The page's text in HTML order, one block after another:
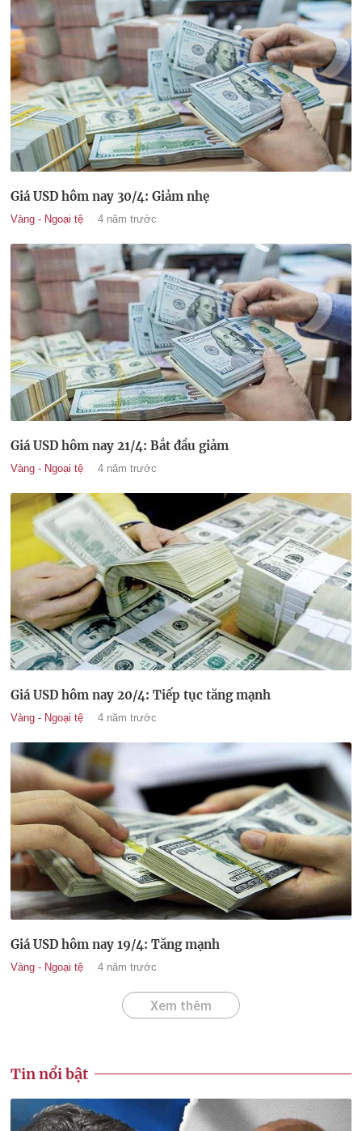
Giá USD hôm nay 30/4: Giảm nhẹ
Vàng - Ngoại tệ 4 năm trước
Giá USD hôm nay 21/4: Bắt đầu giảm
Vàng - Ngoại tệ 4 năm trước
Giá USD hôm nay 20/4: Tiếp tục tăng mạnh
Vàng - Ngoại tệ 4 năm trước
Giá USD hôm nay 19/4: Tăng mạnh
Vàng - Ngoại tệ 4 năm trước
Xem thêm
Tin nổi bật